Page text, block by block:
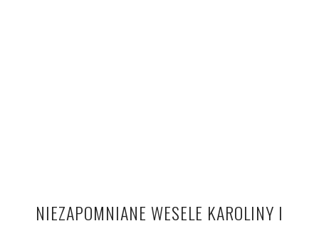
NIEZAPOMNIANE WESELE KAROLINY I